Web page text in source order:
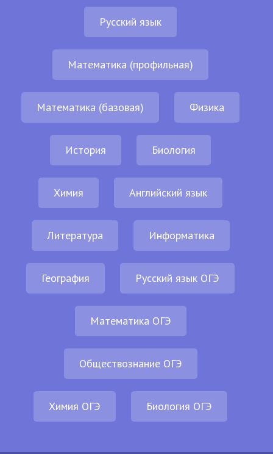
Русский язык
Математика (профильная)
Математика (базовая) Физика
История Биология
Химия Английский язык
Литература Информатика
География Русский язык ОГЭ
Математика ОГЭ
Обществознание ОГЭ
Химия ОГЭ Биология ОГЭ